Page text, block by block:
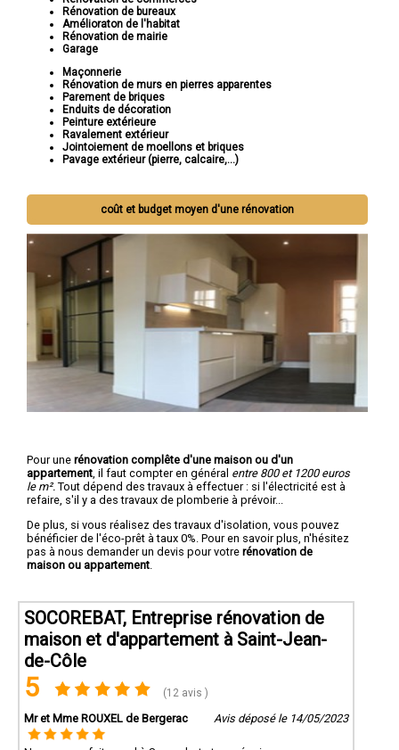
Rénovation de bureaux
Amélioraton de l'habitat
Rénovation de mairie
Garage
Maçonnerie
Rénovation de murs en pierres apparentes
Parement de briques
Enduits de décoration
Peinture extérieure
Ravalement extérieur
Jointoiement de moellons et briques
Pavage extérieur (pierre, calcaire,...)
coût et budget moyen d'une rénovation
Pour une rénovation complête d'une maison ou d'un
appartement , il faut compter en général entre 800 et 1200 euros
le m². Tout dépend des travaux à effectuer : si l'électricité est à
refaire, s'il y a des travaux de plomberie à prévoir...
De plus, si vous réalisez des travaux d'isolation, vous pouvez
bénéficier de l'éco-prêt à taux 0%. Pour en savoir plus, n'hésitez
pas à nous demander un devis pour votre rénovation de
maison ou appartement
SOCOREBAT, Entreprise rénovation de
maison et d'appartement à Saint-Jean-
de-Côle
5 (12 avis )
Mr et Mme ROUXEL de Bergerac Avis déposé le 14/05/2023